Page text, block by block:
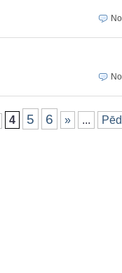
4 5 6 » ...